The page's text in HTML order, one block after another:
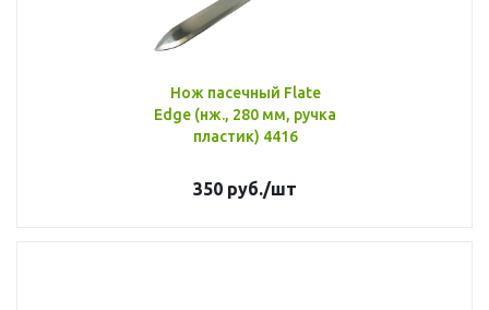
Нож пасечный Flate
Edge (нж., 280 мм, ручка
пластик) 4416
350 руб./шт